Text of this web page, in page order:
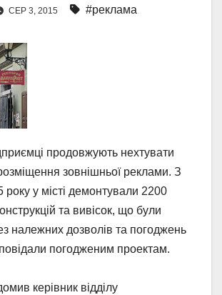
СЕР 3, 2015 #реклама
продовжують нехтувати
зовнішньої реклами. З
року у місті демонтували 2200
та вивісок, що були
належних дозволів та погоджень
погодженим проектам.
керівник відділу